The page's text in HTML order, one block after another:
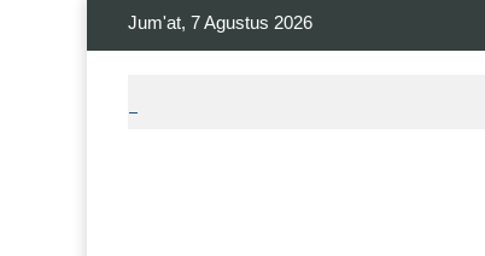
Jum'at, 7 Agustus 2026